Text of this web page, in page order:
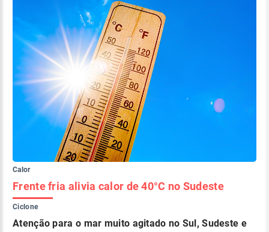
Calor
Frente fria alivia calor de 40°C no Sudeste
Ciclone
Atenção para o mar muito agitado no Sul, Sudeste e